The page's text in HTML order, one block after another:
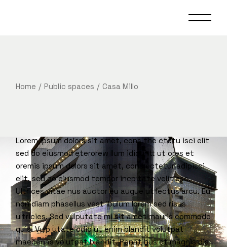
Home Public spaces Casa Millo
Lorem ipsum dolors sit amet, cons the ctetu isci elit
sed do eiusmod eterorew llum ididuntt ut ores et
oremis ipsum dolors sit amet, cons ectetur adipisci
elit, sed do eiusmod tempor incp tate velit ese.
Ultrices vitae nus auctor eu augue ut lectus arcu. Eu
non diam phasellus vest ibulum lorem sed risus
ultricies. Sed vulputate mi sit amet mauris commodo
quis. Vulp utate odio ut enim blandit volutpat
maecenas volutpat blandit. Penatibus et magnis dis